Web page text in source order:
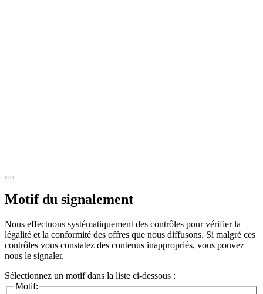
Motif du signalement
Nous effectuons systématiquement des contrôles pour vérifier la
légalité et la conformité des offres que nous diffusons. Si malgré ces
contrôles vous constatez des contenus inappropriés, vous pouvez
nous le signaler.
Sélectionnez un motif dans la liste ci-dessous :
Motif: